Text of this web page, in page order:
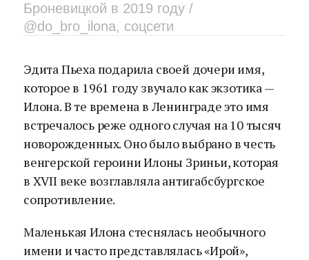
Броневицкой в 2019 году /
@do_bro_ilona, соцсети
Эдита Пьеха подарила своей дочери имя,
которое в 1961 году звучало как экзотика —
Илона. В те времена в Ленинграде это имя
встречалось реже одного случая на 10 тысяч
новорожденных. Оно было выбрано в честь
венгерской героини Илоны Зриньи, которая
в XVII веке возглавляла антигабсбургское
сопротивление.
Маленькая Илона стеснялась необычного
имени и часто представлялась «Ирой»,